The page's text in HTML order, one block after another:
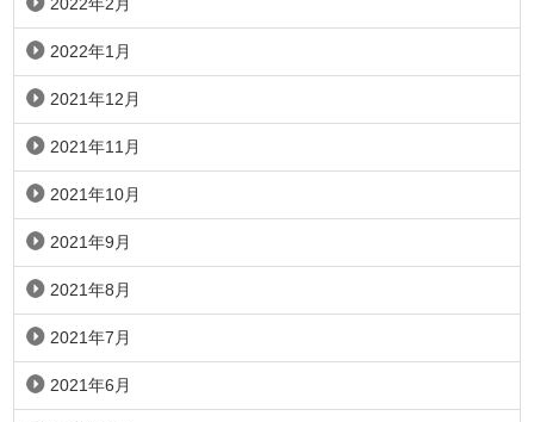
2022年1月
2021年12月
2021年11月
2021年10月
2021年9月
2021年8月
2021年7月
2021年6月